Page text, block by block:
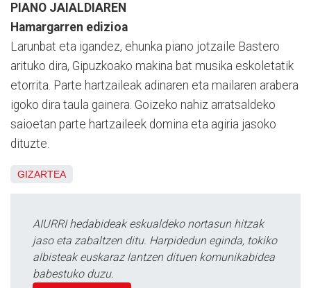
PIANO JAIALDIAREN
Hamargarren edizioa
Larunbat eta igandez, ehunka piano jotzaile Bastero
arituko dira, Gipuzkoako makina bat musika eskoletatik
etorrita. Parte hartzaileak adinaren eta mailaren arabera
igoko dira taula gainera. Goizeko nahiz arratsaldeko
saioetan parte hartzaileek domina eta agiria jasoko
dituzte.
GIZARTEA
AIURRI hedabideak eskualdeko nortasun hitzak
jaso eta zabaltzen ditu. Harpidedun eginda, tokiko
albisteak euskaraz lantzen dituen komunikabidea
babestuko duzu.